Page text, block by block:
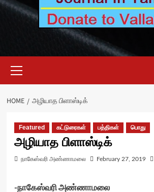
Menu
HOME அழியாத பிளாஸ்டிக்
Featured கட்டுரைகள் பத்திகள் பொது
அழியாத பிளாஸ்டிக்
நாகேஸ்வரி அண்ணாமலை February 27, 2019
-நாகேஸ்வரி அண்ணாமலை